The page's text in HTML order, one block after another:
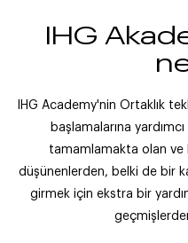
IHG
IHG Academy'nin Ortaklık
başlamalarına
tamamlamakta olan ve
düşünenlerden, belki de bir
girmek için ekstra bir